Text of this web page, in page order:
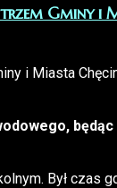
Gminy i
i Miasta
Był czas